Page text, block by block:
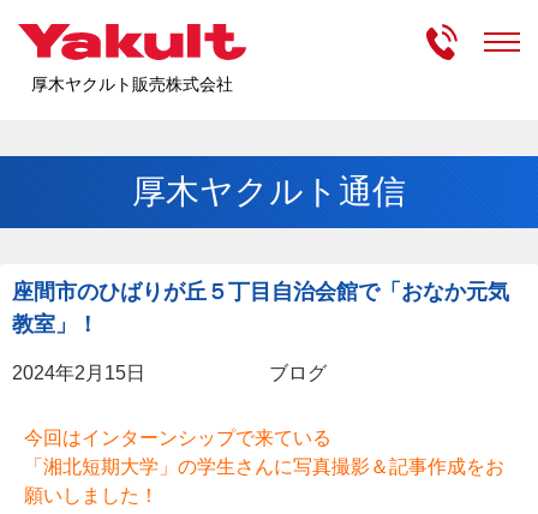
厚木ヤクルト販売株式会社
受付時
厚木ヤクルト通信
座間市のひばりが丘５丁目自治会館で「おなか元気
教室」！
2024年2月15日 ブログ
今回はインターンシップで来ている
「湘北短期大学」の学生さんに写真撮影＆記事作成をお
願いしました！